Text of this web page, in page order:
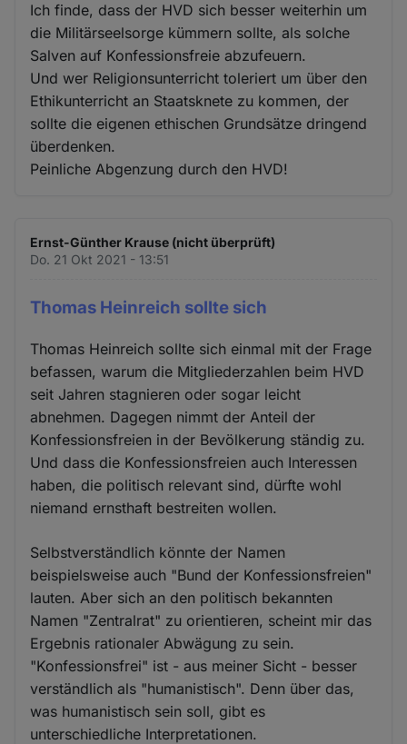
Ich finde, dass der HVD sich besser weiterhin um
die Militärseelsorge kümmern sollte, als solche
Salven auf Konfessionsfreie abzufeuern.
Und wer Religionsunterricht toleriert um über den
Ethikunterricht an Staatsknete zu kommen, der
sollte die eigenen ethischen Grundsätze dringend
überdenken.
Peinliche Abgenzung durch den HVD!
Ernst-Günther Krause (nicht überprüft)
Do. 21 Okt 2021 - 13:51
Thomas Heinreich sollte sich
Thomas Heinreich sollte sich einmal mit der Frage
befassen, warum die Mitgliederzahlen beim HVD
seit Jahren stagnieren oder sogar leicht
abnehmen. Dagegen nimmt der Anteil der
Konfessionsfreien in der Bevölkerung ständig zu.
Und dass die Konfessionsfreien auch Interessen
haben, die politisch relevant sind, dürfte wohl
niemand ernsthaft bestreiten wollen.
Selbstverständlich könnte der Namen
beispielsweise auch "Bund der Konfessionsfreien"
lauten. Aber sich an den politisch bekannten
Namen "Zentralrat" zu orientieren, scheint mir das
Ergebnis rationaler Abwägung zu sein.
"Konfessionsfrei" ist - aus meiner Sicht - besser
verständlich als "humanistisch". Denn über das,
was humanistisch sein soll, gibt es
unterschiedliche Interpretationen.